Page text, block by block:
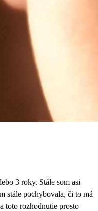
Stále som asi
stále pochybovala, či to má